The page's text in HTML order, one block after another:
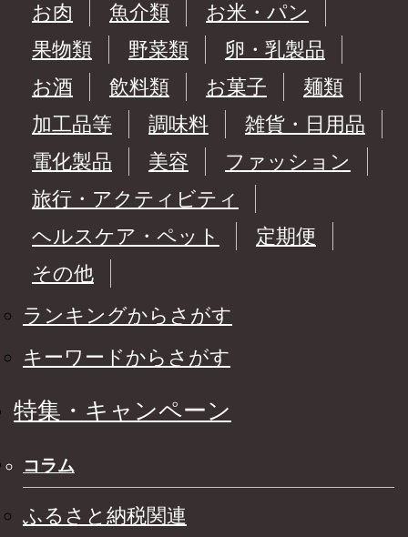
お肉
魚介類
お米・パン
果物類
野菜類
卵・乳製品
お酒
飲料類 お菓子
麺類
加工品等
調味料
雑貨・日用品
電化製品
美容
ファッション
旅行・アクティビティ
ヘルスケア・ペット
定期便
その他
ランキングからさがす
キーワードからさがす
特集・キャンペーン
コラム
ふるさと納税関連